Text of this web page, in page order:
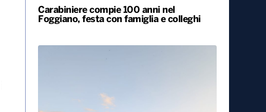
Carabiniere compie 100 anni nel
Foggiano, festa con famiglia e colleghi